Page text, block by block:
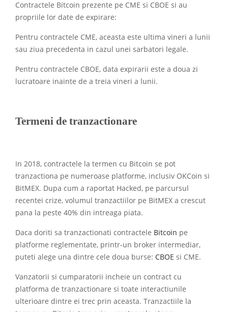
Contractele Bitcoin prezente pe CME si CBOE si au
propriile lor date de expirare:
Pentru contractele CME, aceasta este ultima vineri a lunii
sau ziua precedenta in cazul unei sarbatori legale.
Pentru contractele CBOE, data expirarii este a doua zi
lucratoare inainte de a treia vineri a lunii.
Termeni de tranzactionare
In 2018, contractele la termen cu Bitcoin se pot
tranzactiona pe numeroase platforme, inclusiv OKCoin si
BitMEX. Dupa cum a raportat Hacked, pe parcursul
recentei crize, volumul tranzactiilor pe BitMEX a crescut
pana la peste 40% din intreaga piata.
Daca doriti sa tranzactionati contractele Bitcoin pe
platforme reglementate, printr-un broker intermediar,
puteti alege una dintre cele doua burse: CBOE si CME.
Vanzatorii si cumparatorii incheie un contract cu
platforma de tranzactionare si toate interactiunile
ulterioare dintre ei trec prin aceasta. Tranzactiile la